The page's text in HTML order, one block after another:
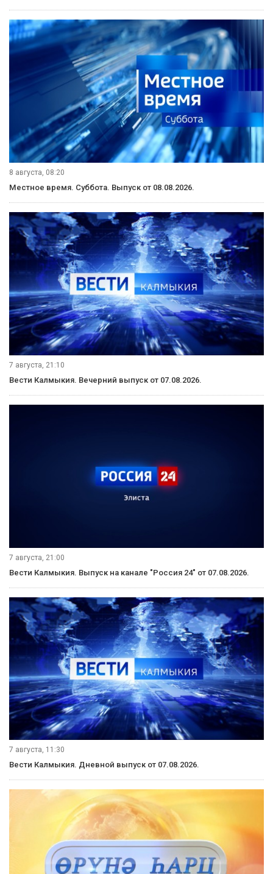
8 августа, 08:20
Местное время. Суббота. Выпуск от 08.08.2026.
7 августа, 21:10
Вести Калмыкия. Вечерний выпуск от 07.08.2026.
7 августа, 21:00
Вести Калмыкия. Выпуск на канале "Россия 24" от 07.08.2026.
7 августа, 11:30
Вести Калмыкия. Дневной выпуск от 07.08.2026.